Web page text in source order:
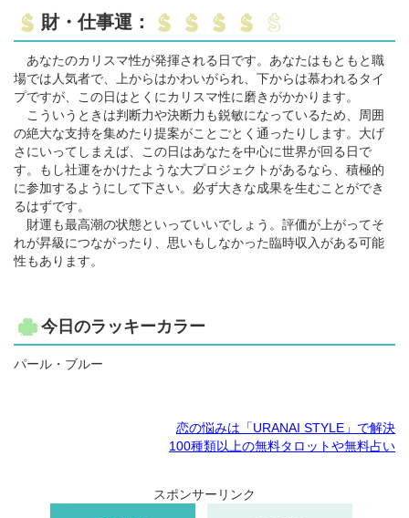
財・仕事運：
あなたのカリスマ性が発揮される日です。あなたはもともと職
場では人気者で、上からはかわいがられ、下からは慕われるタイ
プですが、この日はとくにカリスマ性に磨きがかかります。
こういうときは判断力や決断力も鋭敏になっているため、周囲
の絶大な支持を集めたり提案がことごとく通ったりします。大げ
さにいってしまえば、この日はあなたを中心に世界が回る日で
す。もし社運をかけたような大プロジェクトがあるなら、積極的
に参加するようにして下さい。必ず大きな成果を生むことができ
るはずです。
財運も最高潮の状態といっていいでしょう。評価が上がってそ
れが昇級につながったり、思いもしなかった臨時収入がある可能
性もあります。
今日のラッキーカラー
パール・ブルー
恋の悩みは「URANAI STYLE」で解決
100種類以上の無料タロットや無料占い
スポンサーリンク